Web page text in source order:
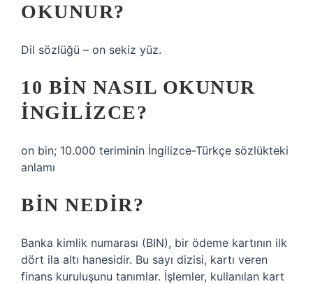
OKUNUR?
Dil sözlüğü – on sekiz yüz.
10 BIN NASIL OKUNUR
İNGILIZCE?
on bin; 10.000 teriminin İngilizce-Türkçe sözlükteki
anlamı
BIN NEDIR?
Banka kimlik numarası (BIN), bir ödeme kartının ilk
dört ila altı hanesidir. Bu sayı dizisi, kartı veren
finans kuruluşunu tanımlar. İşlemler, kullanılan kart